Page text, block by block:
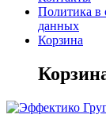
Политика в
данных
Корзина